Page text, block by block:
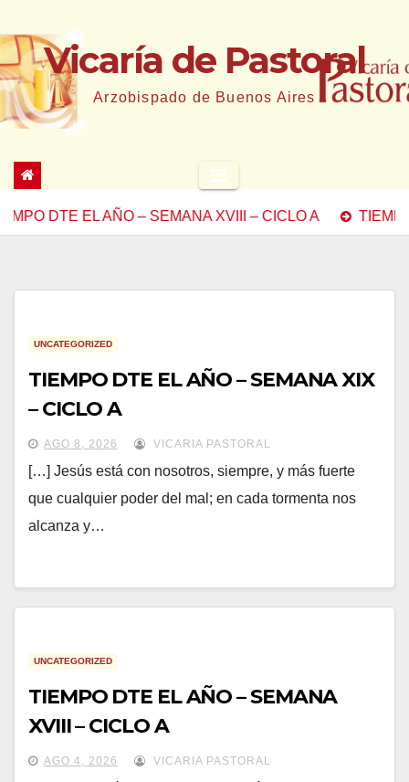
al
contenidoVicaría de Pastoral
Arzobispado de Buenos Aires
EL AÑO – SEMANA XVIII – CICLO A TIEMPO DTE
UNCATEGORIZED
TIEMPO DTE EL AÑO – SEMANA XIX
– CICLO A
AGO 8, 2026 VICARIA PASTORAL
[…] Jesús está con nosotros, siempre, y más fuerte
que cualquier poder del mal; en cada tormenta nos
alcanza y…
UNCATEGORIZED
TIEMPO DTE EL AÑO – SEMANA
XVIII – CICLO A
AGO 4, 2026 VICARIA PASTORAL